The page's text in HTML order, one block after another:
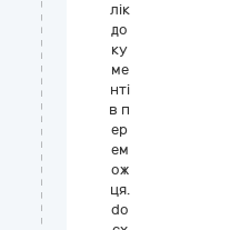
лік
до
ку
ме
нті
в п
ер
ем
ож
ця.
do